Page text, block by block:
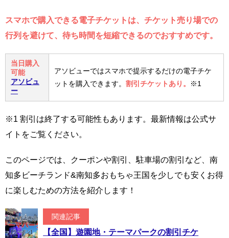
スマホで購入できる電子チケットは、チケット売り場での
行列を避けて、待ち時間を短縮できるのでおすすめです。
当日購入
可能
アソビュ
ー
アソビューではスマホで提示するだけの電子チケ
ットを購入できます。 割引チケットあり。 ※1
※1 割引は終了する可能性もあります。最新情報は公式サ
イトをご覧ください。
このページでは、クーポンや割引、駐車場の割引など、南
知多ビーチランド&南知多おもちゃ王国を少しでも安くお得
に楽しむための方法を紹介します！
関連記事
【全国】遊園地・テーマパークの割引チケ